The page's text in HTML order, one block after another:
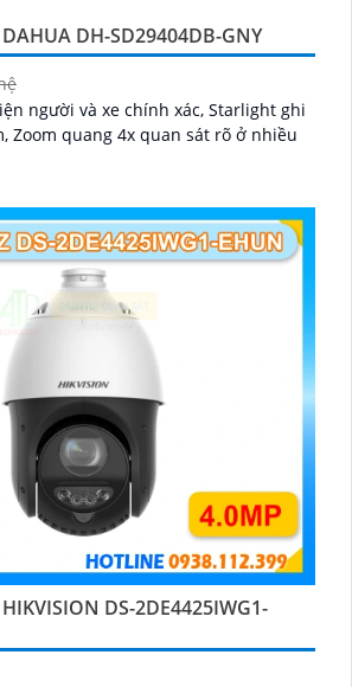
DH-SD29404DB-GNY
người và xe chính xác, Starlight ghi
Zoom quang 4x quan sát rõ ở nhiều
DS-2DE4425IWG1-